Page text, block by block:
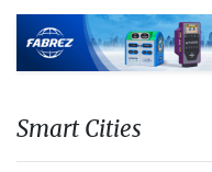
Smart Cities